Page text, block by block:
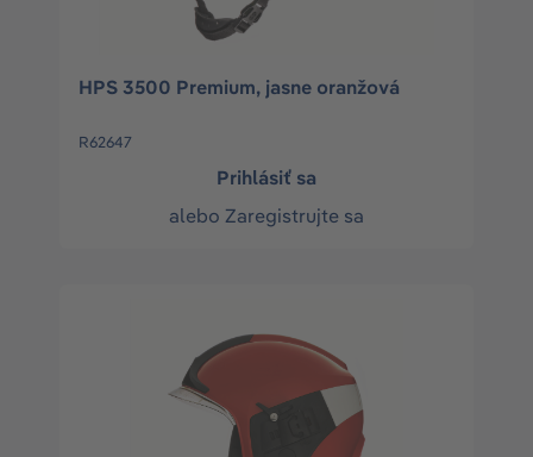
HPS 3500 Premium, jasne oranžová
R62647
Prihlásiť sa
alebo Zaregistrujte sa